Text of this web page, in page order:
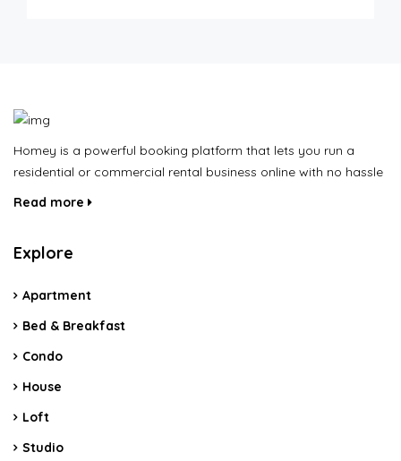
Homey is a powerful booking platform that lets you run a
residential or commercial rental business online with no hassle
Read more
Explore
Apartment
Bed & Breakfast
Condo
House
Loft
Studio